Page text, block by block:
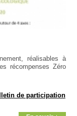
réalisables à
récompenses Zéro
de participation